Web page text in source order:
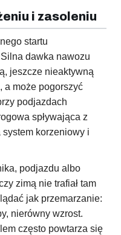
i zasoleniu
startu
dawka nawozu
jeszcze nieaktywną
a może pogorszyć
podjazdach
spływająca z
korzeniowy i
podjazdu albo
zimą nie trafiał tam
jak przemarzanie:
nierówny wzrost.
często powtarza się